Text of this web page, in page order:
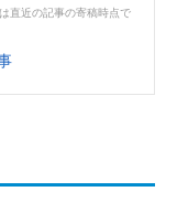
直近の記事の寄稿時点で